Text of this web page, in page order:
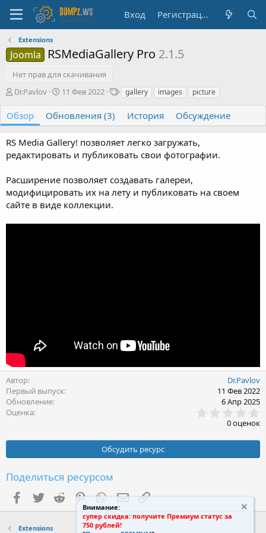
Вход Регистрация
Extensions
Joomla RSMediaGallery Pro 2.1.5
Нет прав для скачивания
А
т
о
р
Dr.Pavlov
Д
т
а
с
о
з
а
и
я
11 Фев 2022
Т
и
gallery images picture
Обзор Обновления (3) История Обсуждение
RS Media Gallery! позволяет легко загружать,
редактировать и публиковать свои фотографии.
Расширение позволяет создавать галереи,
модифицировать их на лету и публиковать на своем
сайте в виде коллекции.
Автор
Dr.Pavlov
Первый выпуск
11 Фев 2022
Обновление
6 Апр 2025
Оценка
.
0
0
в
0 оценок
Обсудить ресурс
Поделиться ресурсом
Facebook
Twitter RedditPinterestWhatsAppЭлектронная почта
Ссылка
Extensions
Внимание:
супер скидка: получите Премиум статус за
750 рублей!